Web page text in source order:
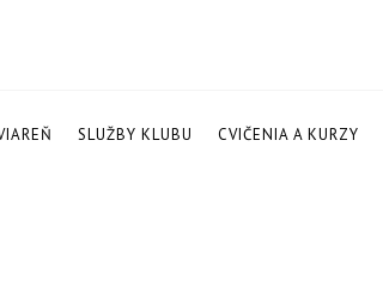
SLUŽBY KLUBU CVIČENIA A KURZY